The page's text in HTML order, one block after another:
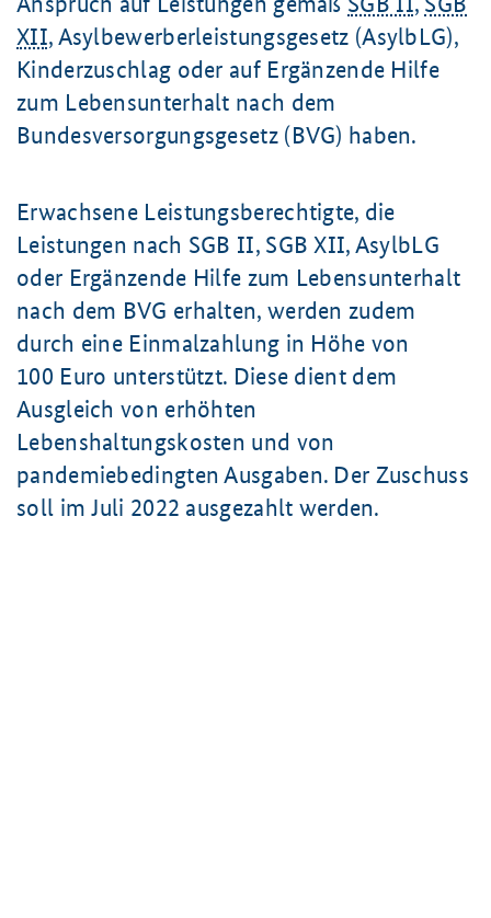
XII, Asylbewerberleistungsgesetz (AsylbLG),
Kinderzuschlag oder auf Ergänzende Hilfe
zum Lebensunterhalt nach dem
Bundesversorgungsgesetz (BVG) haben.
Erwachsene Leistungsberechtigte, die
Leistungen nach SGB II, SGB XII, AsylbLG
oder Ergänzende Hilfe zum Lebensunterhalt
nach dem BVG erhalten, werden zudem
durch eine Einmalzahlung in Höhe von
100 Euro unterstützt. Diese dient dem
Ausgleich von erhöhten
Lebenshaltungskosten und von
pandemiebedingten Ausgaben. Der Zuschuss
soll im Juli 2022 ausgezahlt werden.